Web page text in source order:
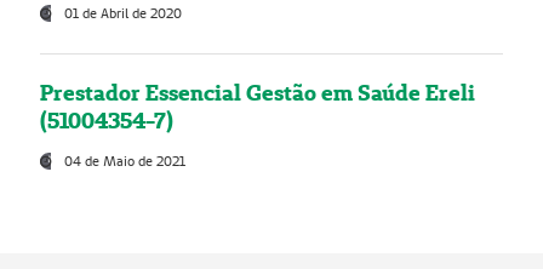
01 de Abril de 2020
Prestador Essencial Gestão em Saúde Ereli
(51004354-7)
04 de Maio de 2021